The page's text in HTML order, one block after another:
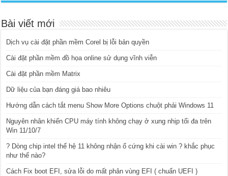
Bài viết mới
Dịch vụ cài đặt phần mềm Corel bị lỗi bản quyền
Cài đặt phần mềm đồ họa online sử dụng vĩnh viễn
Cài đặt phần mềm Matrix
Dữ liệu của bạn đáng giá bao nhiêu
Hướng dẫn cách tắt menu Show More Options chuột phải Windows 11
Nguyên nhân khiến CPU máy tính không chạy ở xung nhịp tối đa trên
Win 11/10/7
? Dòng chip intel thế hệ 11 không nhận ổ cứng khi cài win ? khắc phục
như thế nào?
Cách Fix boot EFI, sửa lỗi do mất phân vùng EFI ( chuẩn UEFI )